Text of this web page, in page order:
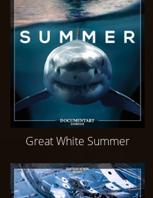
Great White Summer